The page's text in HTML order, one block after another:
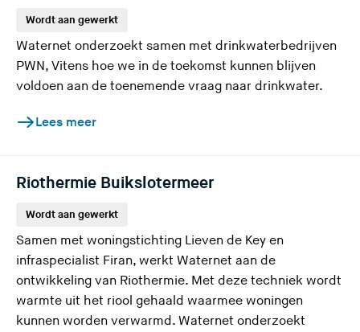
Wordt aan gewerkt
Waternet onderzoekt samen met drinkwaterbedrijven
PWN, Vitens hoe we in de toekomst kunnen blijven
voldoen aan de toenemende vraag naar drinkwater.
Lees meer
Riothermie Buikslotermeer
Wordt aan gewerkt
Samen met woningstichting Lieven de Key en
infraspecialist Firan, werkt Waternet aan de
ontwikkeling van Riothermie. Met deze techniek wordt
warmte uit het riool gehaald waarmee woningen
kunnen worden verwarmd. Waternet onderzoekt